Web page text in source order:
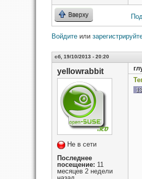
Вверху
Войдите или
сб, 19/10/2013 - 20:20
yellowrabbit
Не в сети
Последнее
посещение: 11
месяцев 2 недели